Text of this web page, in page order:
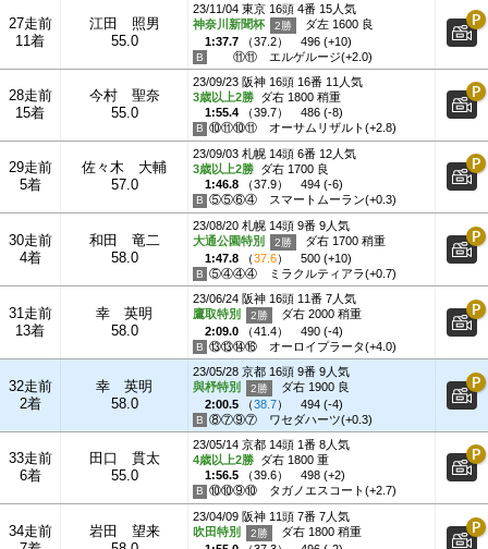
27走前
11着
江田 照男
55.0
23/11/04 東京 16頭 4番 15人気
神奈川新聞杯
ダ左 1600 良
1:37.7 （37.2）
496 (+10)
⑪⑪
エルゲルージ(+2.0)
28走前
15着
今村 聖奈
55.0
23/09/23 阪神 16頭 16番 11人気
3歳以上2勝 ダ右 1800 稍重
1:55.4 （39.7）
486 (-8)
⑩⑪⑩⑪
オーサムリザルト(+2.8)
29走前
5着
佐々木 大輔
57.0
23/09/03 札幌 14頭 6番 12人気
3歳以上2勝 ダ右 1700 良
1:46.8 （37.9）
494 (-6)
⑤⑤⑥④
スマートムーラン(+0.3)
30走前
4着
和田 竜二
58.0
23/08/20 札幌 14頭 9番 9人気
大通公園特別
ダ右 1700 稍重
1:47.8 （37.6）
500 (+10)
⑤④④④
ミラクルティアラ(+0.7)
31走前
13着
幸 英明
58.0
23/06/24 阪神 16頭 11番 7人気
鷹取特別
ダ右 2000 稍重
2:09.0 （41.4）
490 (-4)
⑬⑬⑭⑯
オーロイプラータ(+4.0)
32走前
2着
幸 英明
58.0
23/05/28 京都 16頭 9番 9人気
與杼特別
ダ右 1900 良
2:00.5 （38.7）
494 (-4)
⑧⑦⑨⑦
ワセダハーツ(+0.3)
33走前
6着
田口 貫太
55.0
23/05/14 京都 14頭 1番 8人気
4歳以上2勝 ダ右 1800 重
1:56.5 （39.6）
498 (+2)
⑩⑩⑨⑩
タガノエスコート(+2.7)
34走前
岩田 望来
23/04/09 阪神 11頭 7番 7人気
吹田特別
ダ右 1800 稍重